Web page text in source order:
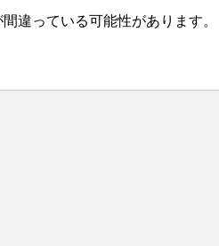
違っている可能性があります。